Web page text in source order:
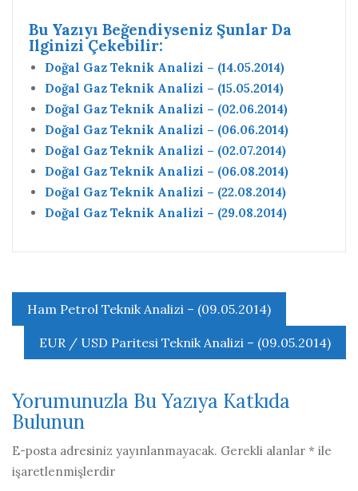
Bu Yazıyı Beğendiyseniz Şunlar Da
Ilginizi Çekebilir:
Doğal Gaz Teknik Analizi – (14.05.2014)
Doğal Gaz Teknik Analizi – (15.05.2014)
Doğal Gaz Teknik Analizi – (02.06.2014)
Doğal Gaz Teknik Analizi – (06.06.2014)
Doğal Gaz Teknik Analizi – (02.07.2014)
Doğal Gaz Teknik Analizi – (06.08.2014)
Doğal Gaz Teknik Analizi – (22.08.2014)
Doğal Gaz Teknik Analizi – (29.08.2014)
Yazı
gezinmesi
Ham Petrol Teknik Analizi – (09.05.2014)
EUR / USD Paritesi Teknik Analizi – (09.05.2014)
Yorumunuzla Bu Yazıya Katkıda
Bulunun
E-posta adresiniz yayınlanmayacak. Gerekli alanlar * ile
işaretlenmişlerdir